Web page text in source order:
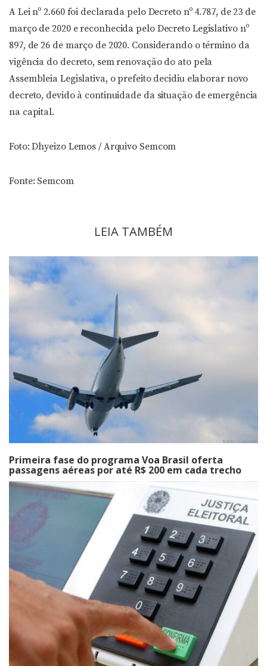
A Lei nº 2.660 foi declarada pelo Decreto nº 4.787, de 23 de
março de 2020 e reconhecida pelo Decreto Legislativo nº
897, de 26 de março de 2020. Considerando o término da
vigência do decreto, sem renovação do ato pela
Assembleia Legislativa, o prefeito decidiu elaborar novo
decreto, devido à continuidade da situação de emergência
na capital.
Foto: Dhyeizo Lemos / Arquivo Semcom
Fonte: Semcom
LEIA TAMBÉM
Primeira fase do programa Voa Brasil oferta
passagens aéreas por até R$ 200 em cada trecho